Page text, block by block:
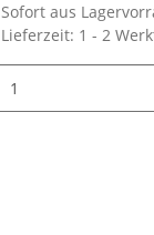
Sofort aus
Lieferzeit: 1 - 2